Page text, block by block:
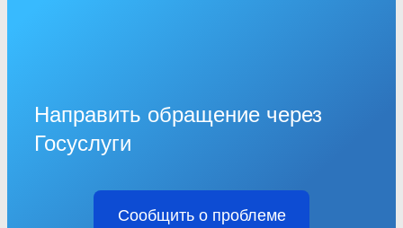
Направить обращение через
Госуслуги
Сообщить о проблеме